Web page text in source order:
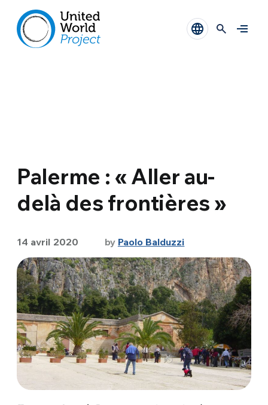
Palerme : « Aller au-
delà des frontières »
14 avril 2020 by Paolo Balduzzi